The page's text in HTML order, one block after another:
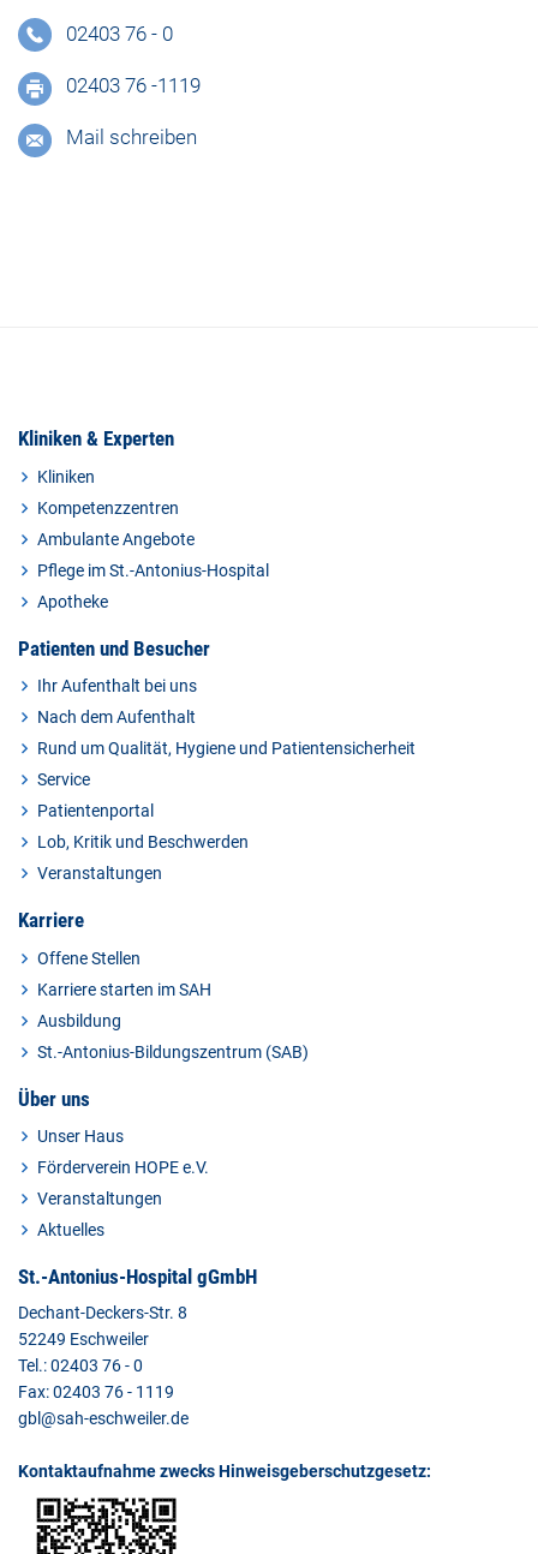
02403 76 - 0
02403 76 -1119
Mail schreiben
Kliniken & Experten
Kliniken
Kompetenzzentren
Ambulante Angebote
Pflege im St.-Antonius-Hospital
Apotheke
Patienten und Besucher
Ihr Aufenthalt bei uns
Nach dem Aufenthalt
Rund um Qualität, Hygiene und Patientensicherheit
Service
Patientenportal
Lob, Kritik und Beschwerden
Veranstaltungen
Karriere
Offene Stellen
Karriere starten im SAH
Ausbildung
St.-Antonius-Bildungszentrum (SAB)
Über uns
Unser Haus
Förderverein HOPE e.V.
Veranstaltungen
Aktuelles
St.-Antonius-Hospital gGmbH
Dechant-Deckers-Str. 8
52249 Eschweiler
Tel.: 02403 76 - 0
Fax: 02403 76 - 1119
gbl@sah-eschweiler.de
Kontaktaufnahme zwecks Hinweisgeberschutzgesetz: